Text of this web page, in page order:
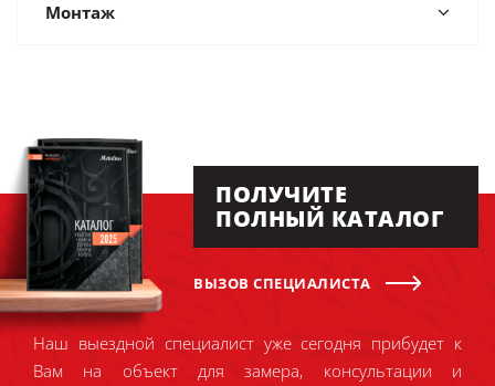
Монтаж
ПОЛУЧИТЕ
ПОЛНЫЙ КАТАЛОГ
ВЫЗОВ СПЕЦИАЛИСТА
Наш выездной специалист уже сегодня прибудет к
Вам на объект для замера, консультации и